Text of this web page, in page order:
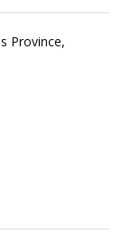
Province,